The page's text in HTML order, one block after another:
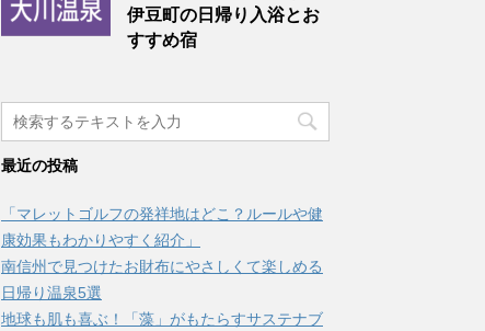
伊豆町の日帰り入浴とお
すすめ宿
最近の投稿
「マレットゴルフの発祥地はどこ？ルールや健
康効果もわかりやすく紹介」
南信州で見つけたお財布にやさしくて楽しめる
日帰り温泉5選
地球も肌も喜ぶ！「藻」がもたらすサステナブ